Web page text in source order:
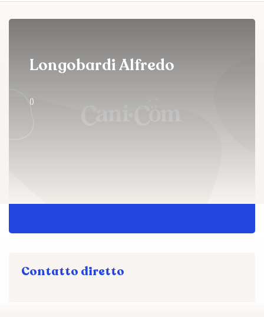
Longobardi Alfredo
()
Contatto diretto